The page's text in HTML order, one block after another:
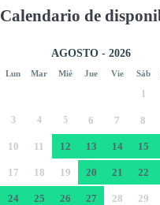
Calendario de
AGOSTO - 2026
Lun Mar Mié Jue Vie Sáb
1
3 4 5 6 7 8
10 11 12 13 14 15
17 18 19 20 21 22
24 25 26 27 28 29